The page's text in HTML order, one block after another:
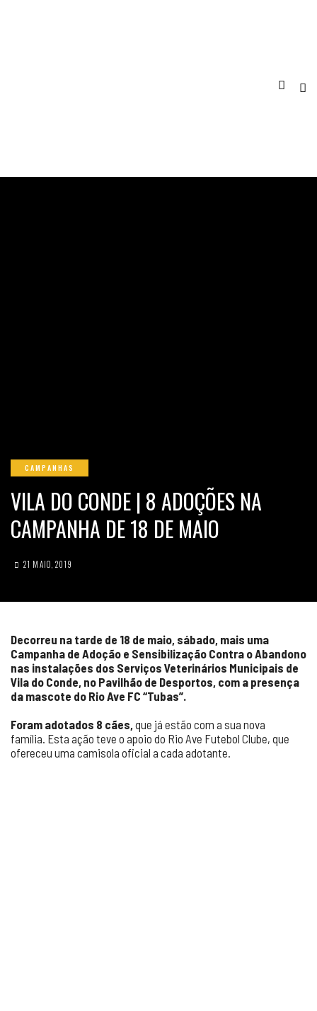
CAMPANHAS
VILA DO CONDE | 8 ADOÇÕES NA
CAMPANHA DE 18 DE MAIO
21 MAIO, 2019
Decorreu na tarde de 18 de maio, sábado, mais uma
Campanha de Adoção e Sensibilização Contra o Abandono
nas instalações dos Serviços Veterinários Municipais de
Vila do Conde, no Pavilhão de Desportos, com a presença
da mascote do Rio Ave FC “Tubas”.
Foram adotados 8 cães,que já estão com a sua nova
família. Esta ação teve o apoio do Rio Ave Futebol Clube, que
ofereceu uma camisola oficial a cada adotante.